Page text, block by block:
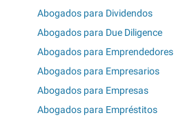
Abogados para Dividendos
Abogados para Due Diligence
Abogados para Emprendedores
Abogados para Empresarios
Abogados para Empresas
Abogados para Empréstitos